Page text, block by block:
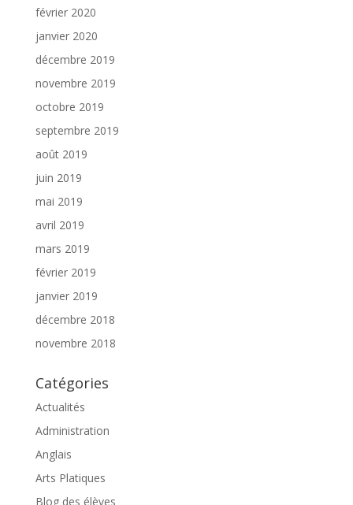
février 2020
janvier 2020
décembre 2019
novembre 2019
octobre 2019
septembre 2019
août 2019
juin 2019
mai 2019
avril 2019
mars 2019
février 2019
janvier 2019
décembre 2018
novembre 2018
Catégories
Actualités
Administration
Anglais
Arts Platiques
Blog des élèves